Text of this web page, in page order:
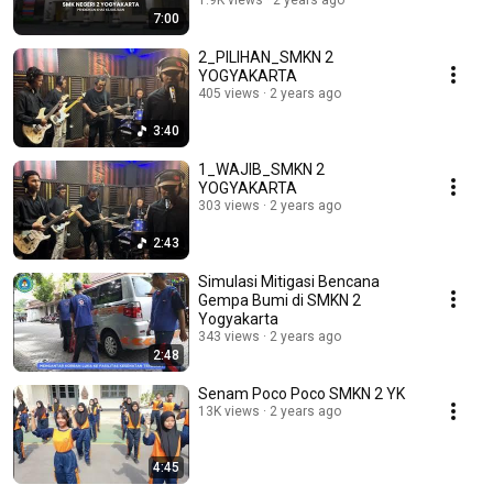
7:00
3:40
2_PILIHAN_SMKN 2
YOGYAKARTA
405 views 2 years ago
2:43
1_WAJIB_SMKN 2
YOGYAKARTA
303 views 2 years ago
2:48
Simulasi Mitigasi Bencana
Gempa Bumi di SMKN 2
Yogyakarta
343 views 2 years ago
4:45
Senam Poco Poco SMKN 2 YK
13K views 2 years ago